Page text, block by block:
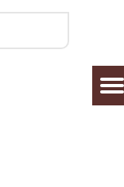
تغییر گذر واژه
سفارشات